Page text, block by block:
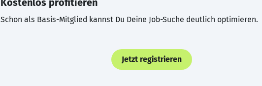
Kostenlos profitieren
Schon als Basis-Mitglied kannst Du Deine Job-Suche deutlich optimieren.
Jetzt registrieren